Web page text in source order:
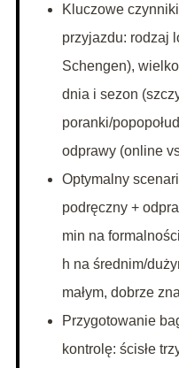
Kluczowe
przyjazdu: rodzaj
Schengen),
dnia i sezon
poranki/
odprawy (online
Optymalny
podręczny +
min na
h na średnim/
małym, dobrze
Przygotowanie
kontrolę: ścisłe